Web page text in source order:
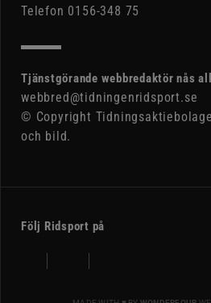
Telefon 0156-348 75
Tjänstgörande webbredaktör nås
webbred@tidningenridsport.se
© Copyright
och bild.
Följ Ridsport på